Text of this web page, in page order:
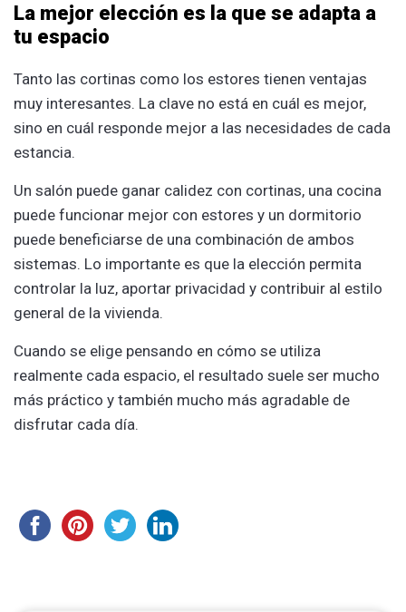
La mejor elección es la que se adapta a
tu espacio
Tanto las cortinas como los estores tienen ventajas
muy interesantes. La clave no está en cuál es mejor,
sino en cuál responde mejor a las necesidades de cada
estancia.
Un salón puede ganar calidez con cortinas, una cocina
puede funcionar mejor con estores y un dormitorio
puede beneficiarse de una combinación de ambos
sistemas. Lo importante es que la elección permita
controlar la luz, aportar privacidad y contribuir al estilo
general de la vivienda.
Cuando se elige pensando en cómo se utiliza
realmente cada espacio, el resultado suele ser mucho
más práctico y también mucho más agradable de
disfrutar cada día.